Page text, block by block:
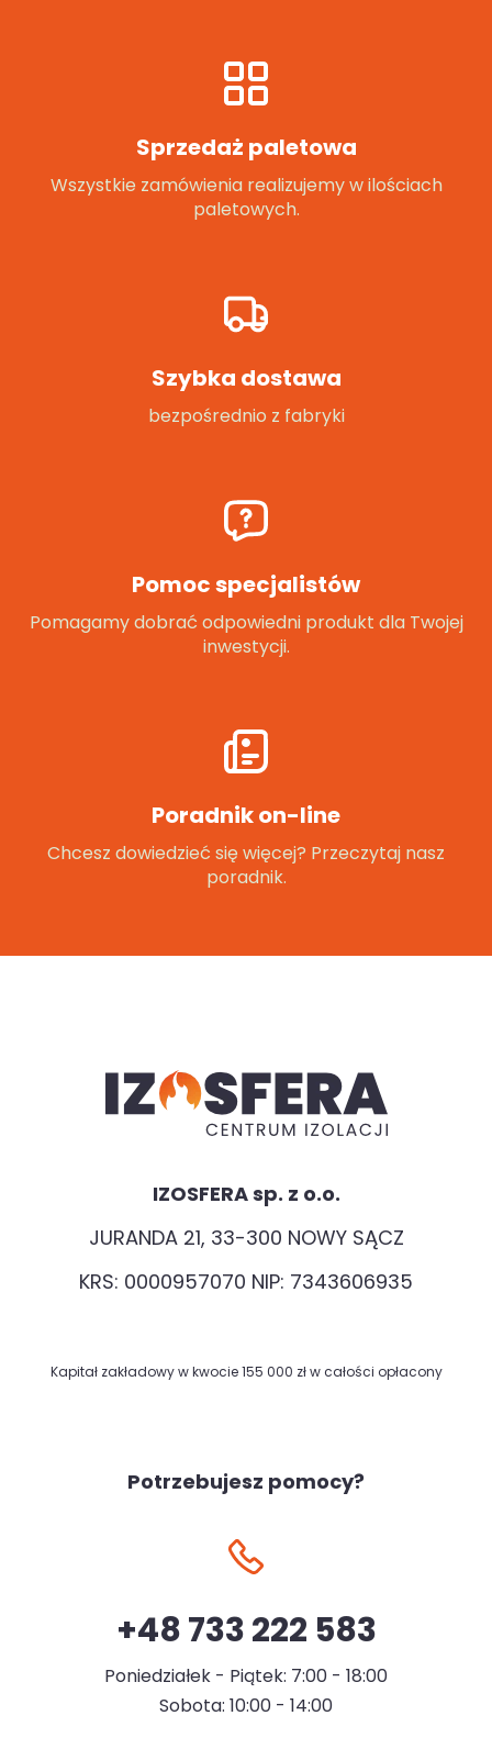
Sprzedaż paletowa
Wszystkie zamówienia realizujemy w ilościach
paletowych.
Szybka dostawa
bezpośrednio z fabryki
Pomoc specjalistów
Pomagamy dobrać odpowiedni produkt dla Twojej
inwestycji.
Poradnik on-line
Chcesz dowiedzieć się więcej? Przeczytaj nasz
poradnik.
IZOSFERA sp. z o.o.
JURANDA 21, 33-300 NOWY SĄCZ
KRS: 0000957070 NIP: 7343606935
Kapitał zakładowy w kwocie 155 000 zł w całości opłacony
Potrzebujesz pomocy?
+48 733 222 583
Poniedziałek - Piątek: 7:00 - 18:00
Sobota: 10:00 - 14:00